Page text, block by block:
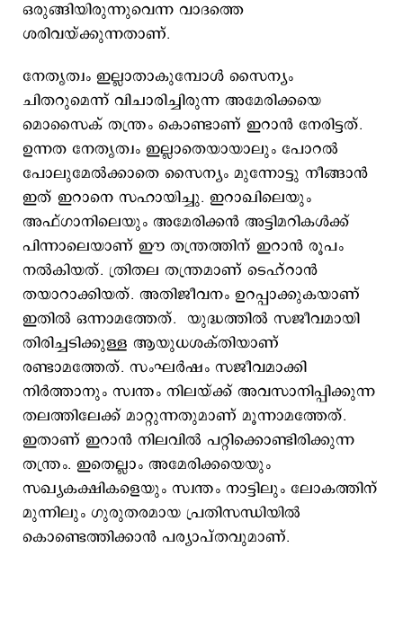
ഒരുങ്ങിയിരുന്നുവെന്ന വാദത്തെ
ശരിവയ്ക്കുന്നതാണ്.
നേതൃത്വം ഇല്ലാതാകുമ്പോള്‍ സൈന്യം
ചിതറുമെന്ന് വിചാരിച്ചിരുന്ന അമേരിക്കയെ
മൊസൈക് തന്ത്രം കൊണ്ടാണ് ഇറാന്‍ നേരിട്ടത്.
ഉന്നത നേതൃത്വം ഇല്ലാതെയായാലും പോറല്‍
പോലുമേല്‍ക്കാതെ സൈന്യം മുന്നോട്ടു നീങ്ങാന്‍
ഇത് ഇറാനെ സഹായിച്ചു. ഇറാഖിലെയും
അഫ്ഗാനിലെയും അമേരിക്കന്‍ അട്ടിമറികള്‍ക്ക്
പിന്നാലെയാണ് ഈ തന്ത്രത്തിന് ഇറാന്‍ രൂപം
നല്‍കിയത്. ത്രിതല തന്ത്രമാണ് ടെഹ്റാന്‍
തയാറാക്കിയത്. അതിജീവനം ഉറപ്പാക്കുകയാണ്
ഇതില്‍ ഒന്നാമത്തേത്. യുദ്ധത്തില്‍ സജീവമായി
തിരിച്ചടിക്കുള്ള ആയുധശക്തിയാണ്
രണ്ടാമത്തേത്. സംഘര്‍ഷം സജീവമാക്കി
നിര്‍ത്താനും സ്വന്തം നിലയ്ക്ക് അവസാനിപ്പിക്കുന്ന
തലത്തിലേക്ക് മാറ്റുന്നതുമാണ് മൂന്നാമത്തേത്.
ഇതാണ് ഇറാന്‍ നിലവില്‍ പറ്റിക്കൊണ്ടിരിക്കുന്ന
തന്ത്രം. ഇതെല്ലാം അമേരിക്കയെയും
സഖ്യകക്ഷികളെയും സ്വന്തം നാട്ടിലും ലോകത്തിന്
മുന്നിലും ഗുരുതരമായ പ്രതിസന്ധിയില്‍
കൊണ്ടെത്തിക്കാന്‍ പര്യാപ്തവുമാണ്.